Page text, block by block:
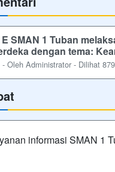
SMAN 1 Tuban
dengan tema:
Oleh Administrator - Dilihat
informasi SMAN 1